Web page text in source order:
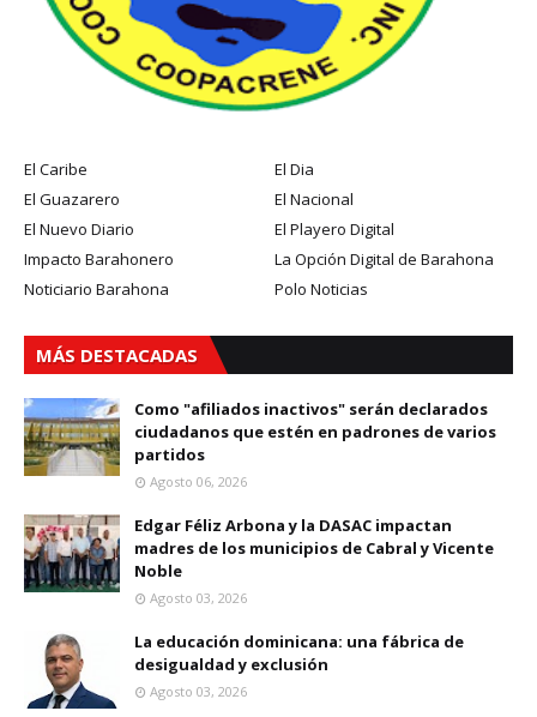
El Caribe
El Dia
El Guazarero
El Nacional
El Nuevo Diario
El Playero Digital
Impacto Barahonero
La Opción Digital de Barahona
Noticiario Barahona
Polo Noticias
MÁS DESTACADAS
Como "afiliados inactivos" serán declarados
ciudadanos que estén en padrones de varios
partidos
Agosto 06, 2026
Edgar Féliz Arbona y la DASAC impactan
madres de los municipios de Cabral y Vicente
Noble
Agosto 03, 2026
La educación dominicana: una fábrica de
desigualdad y exclusión
Agosto 03, 2026